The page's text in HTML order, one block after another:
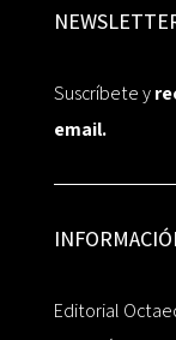
Suscríbete y
email.
Editorial